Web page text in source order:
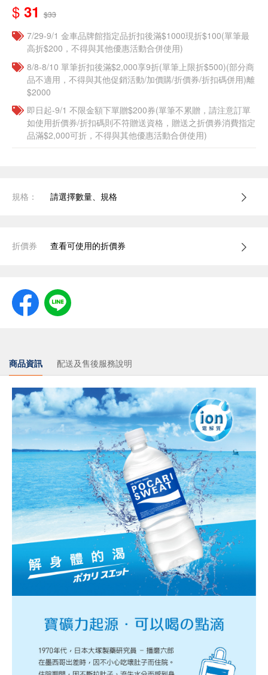
$ 31 $33
7/29-9/1 金車品牌館指定品折扣後滿$1000現折$100(單筆最
高折$200，不得與其他優惠活動合併使用)
8/8-8/10 單筆折扣後滿$2,000享9折(單筆上限折$500)(部分商
品不適用，不得與其他促銷活動/加價購/折價券/折扣碼併用)離
$2000
即日起-9/1 不限金額下單贈$200券(單筆不累贈，請注意訂單
如使用折價券/折扣碼則不符贈送資格，贈送之折價券消費指定
品滿$2,000可折，不得與其他優惠活動合併使用)
規格： 請選擇數量、規格
折價券 查看可使用的折價券
商品資訊 配送及售後服務說明